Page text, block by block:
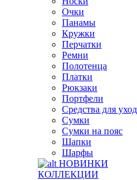
Очки
Панамы
Кружки
Перчатки
Ремни
Полотенца
Платки
Рюкзаки
Портфели
Средства для
Сумки
Сумки на пояс
Шапки
Шарфы
НОВИНКИ
КОЛЛЕКЦИИ